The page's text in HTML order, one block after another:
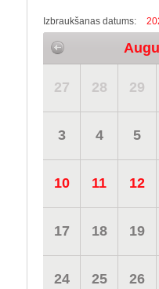
Izbraukšanas datums:
27 28 29
3 4 5
10 11 12
17 18 19
24 25 26